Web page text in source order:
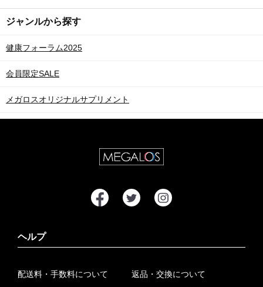
ジャンルから探す
健康フォーラム2025
会員限定SALE
メガロスオリジナルサプリメント
ヘルプ
配送料・手数料について
返品・交換について